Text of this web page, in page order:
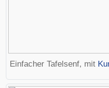
Einfacher Tafelsenf, mit